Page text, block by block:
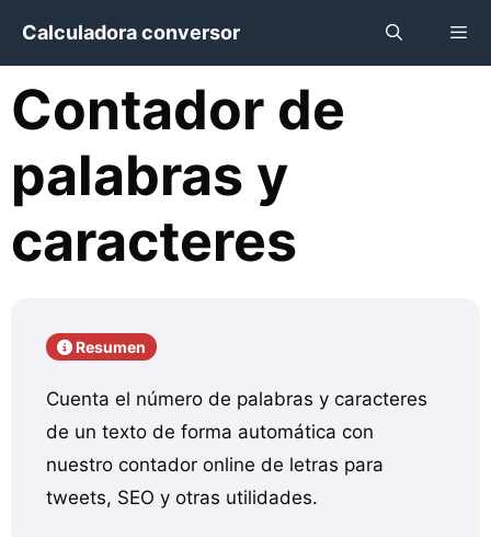
contenido
Calculadora conversor
Contador de
palabras y
caracteres
Resumen
Cuenta el número de palabras y caracteres
de un texto de forma automática con
nuestro contador online de letras para
tweets, SEO y otras utilidades.